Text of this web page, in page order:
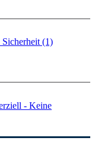
Sicherheit (1)
- Keine